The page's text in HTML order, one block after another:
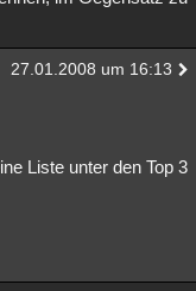
27.01.2008 um 16:13
Liste unter den Top 3